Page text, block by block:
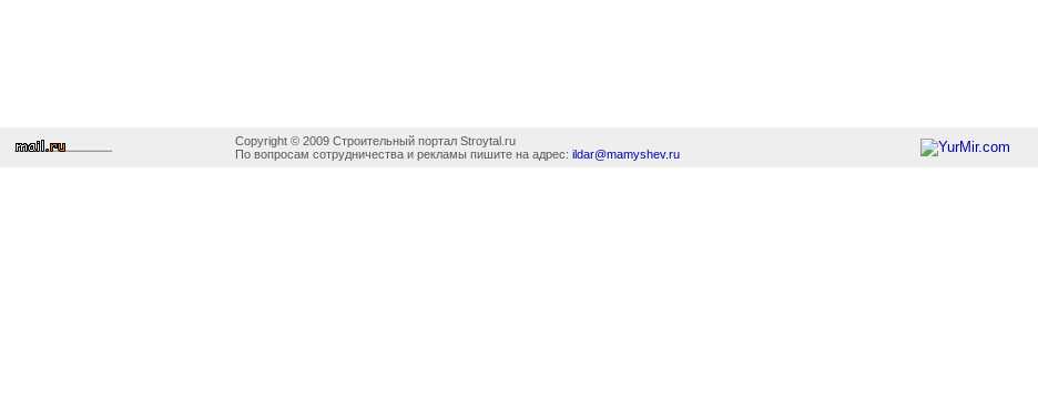
Copyright © 2009 Строительный портал Stroytal.ru
По вопросам сотрудничества и рекламы пишите на адрес: ildar@mamyshev.ru